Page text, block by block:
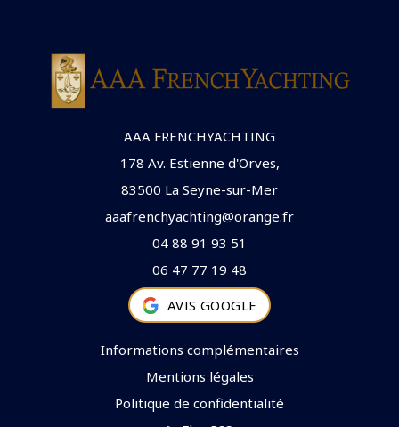
AAA FRENCHYACHTING
178 Av. Estienne d'Orves,
83500 La Seyne-sur-Mer
aaafrenchyachting@orange.fr
04 88 91 93 51
06 47 77 19 48
AVIS GOOGLE
Informations complémentaires
Mentions légales
Politique de confidentialité